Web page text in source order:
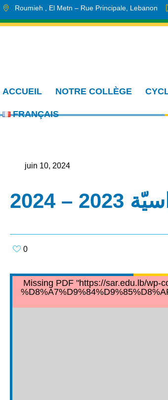
Roumieh , El Metn – Rue Principale Lebanon
info.cmdr@sa.edu.lb
ACCUEIL NOTRE COLLÈGE
FRANÇAIS
juin 10, 2024
2024
0
Missing PDF "https://sar.edu.lb/wp-